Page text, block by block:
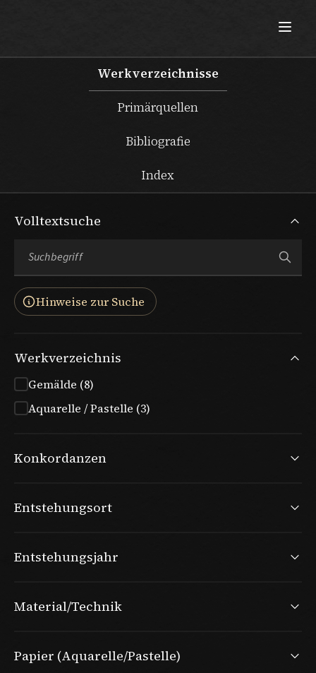
Werkverzeichnisse
Primärquellen
Bibliografie
Index
Volltextsuche
Hinweise zur Suche
Werkverzeichnis
Gemälde (8)
Aquarelle / Pastelle (3)
Konkordanzen
Entstehungsort
Entstehungsjahr
Material/Technik
Papier (Aquarelle/Pastelle)